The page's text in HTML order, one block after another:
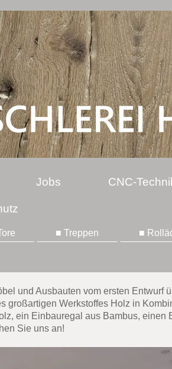
Jobs CNC-
■ Treppen ■
und Ausbauten vom ersten Entwurf
großartigen Werkstoffes Holz in
ein Einbauregal aus Bambus, einen
Sie uns an!